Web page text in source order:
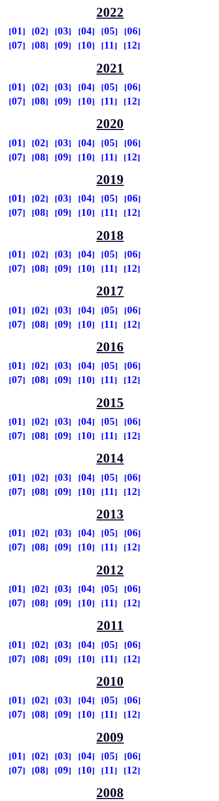
2022
01 02 03 04 05
06
07
08 09 10 11 12
2021
01 02 03 04 05
06
07
08 09 10 11 12
2020
01 02 03 04 05
06
07
08 09 10 11 12
2019
01 02 03 04 05
06
07
08 09 10 11 12
2018
01 02 03 04 05
06
07
08 09 10 11 12
2017
01 02 03 04 05
06
07
08 09 10 11 12
2016
01 02 03 04 05
06
07
08 09 10 11 12
2015
01 02 03 04 05
06
07
08 09 10 11 12
2014
01 02 03 04 05
06
07
08 09 10 11 12
2013
01 02 03 04 05
06
07
08 09 10 11 12
2012
01 02 03 04 05
06
07
08 09 10 11 12
2011
01 02 03 04 05
06
07
08 09 10 11 12
2010
01 02 03 04 05
06
07
08 09 10 11 12
2009
01 02 03 04 05
06
07
08 09 10 11 12
2008